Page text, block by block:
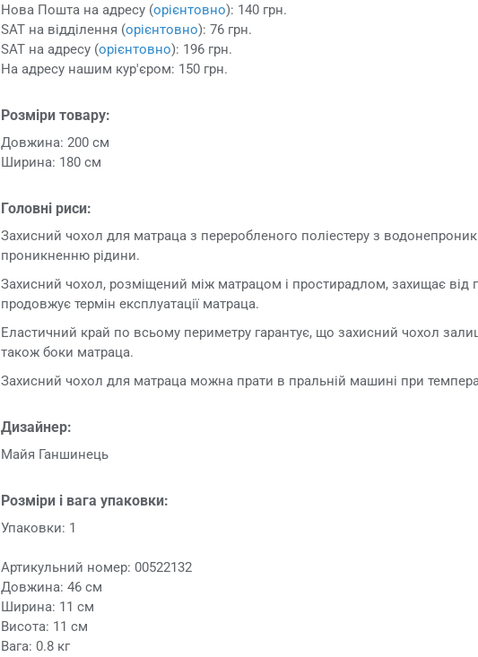
Нова Пошта на адресу (орієнтовно): 140 грн.
SAT на відділення (орієнтовно): 76 грн.
SAT на адресу (орієнтовно): 196 грн.
На адресу нашим кур'єром: 150 грн.
Розміри товару:
Довжина: 200 см
Ширина: 180 см
Головні риси:
Захисний чохол для матраца з переробленого поліестеру з
проникненню рідини.
Захисний чохол, розміщений між матрацом і простирадлом, захищає від
продовжує термін експлуатації матраца.
Еластичний край по всьому периметру гарантує, що захисний чохол
також боки матраца.
Захисний чохол для матраца можна прати в пральній машині при
Дизайнер:
Майя Ганшинець
Розміри і вага упаковки:
Упаковки: 1
Артикульний номер: 00522132
Довжина: 46 см
Ширина: 11 см
Висота: 11 см
Вага: 0.8 кг